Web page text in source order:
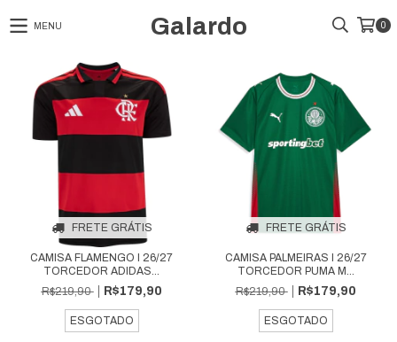
MENU Galardo 0
FRETE GRÁTIS
CAMISA FLAMENGO I 26/27
TORCEDOR ADIDAS...
R$219,90
R$179,90
ESGOTADO
FRETE GRÁTIS
CAMISA PALMEIRAS I 26/27
TORCEDOR PUMA M...
R$219,90
R$179,90
ESGOTADO